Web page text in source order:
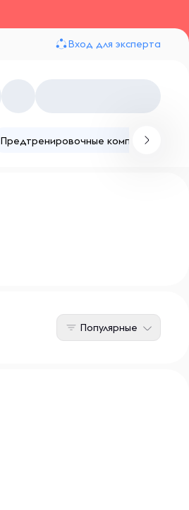
Вход для эксперта
Предтренировочные комплексы
Популярные